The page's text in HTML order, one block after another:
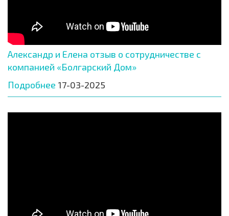
Александр и Елена отзыв о сотрудничестве с
компанией «Болгарский Дом»
Подробнее 17-03-2025